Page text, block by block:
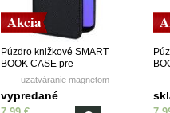
Akcia
Púzdro knižkové SMART
BOOK CASE pre
MOTOROLA MOTO
E30/E40/E20s - čierne
uzatváranie magnetom
vypredané